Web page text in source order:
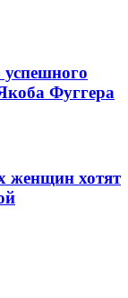
успешного
Фуггера
женщин хотят